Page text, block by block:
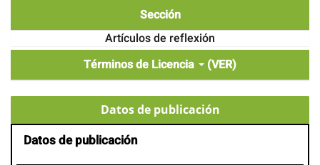
Sección
Artículos de reflexión
Términos de Licencia
(VER)
Datos de publicación
Datos de publicación